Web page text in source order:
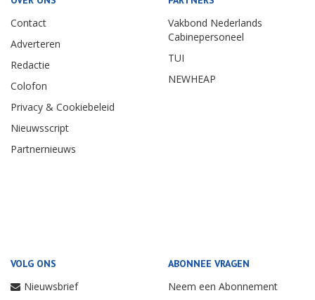
Contact
Adverteren
Redactie
Colofon
Privacy & Cookiebeleid
Nieuwsscript
Partnernieuws
Vakbond Nederlands
Cabinepersoneel
TUI
NEWHEAP
VOLG ONS
Nieuwsbrief
ABONNEE VRAGEN
Neem een Abonnement